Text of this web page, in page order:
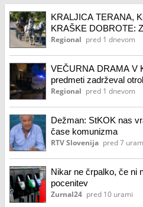
KRALJICA TERANA,
KRAŠKE DOBROTE:
in pršuta
Regional pred 1 dnevom
VEČURNA DRAMA V
predmeti zadrževal
Regional pred 1 dnevom
Dežman: StKOK nas
čase komunizma
RTV Slovenija pred 7
Nikar ne črpalko, če ni
pocenitev
Zurnal24 pred 10 urami